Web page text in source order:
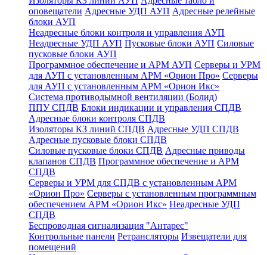
оповещатели Адресные УДП АУП Адресные релейные
блоки АУП
Неадресные блоки контроля и управления АУП
Неадресные УДП АУП Пусковые блоки АУП Силовые
пусковые блоки АУП
Программное обеспечение и АРМ АУП Серверы и УРМ
для АУП с установленным АРМ «Орион Про» Серверы
для АУП с установленным АРМ «Орион Икс»
Система противодымной вентиляции (Болид)
ППУ СПДВ Блоки индикации и управления СПДВ
Адресные блоки контроля СПДВ
Изоляторы КЗ линий СПДВ Адресные УДП СПДВ
Адресные пусковые блоки СПДВ
Силовые пусковые блоки СПДВ Адресные приводы
клапанов СПДВ Программное обеспечение и АРМ
СПДВ
Серверы и УРМ для СПДВ с установленным АРМ
«Орион Про» Серверы с установленным программным
обеспечением АРМ «Орион Икс» Неадресные УДП
СПДВ
Беспроводная сигнализация "Антарес"
Контрольные панели Ретрансляторы Извещатели для
помещений